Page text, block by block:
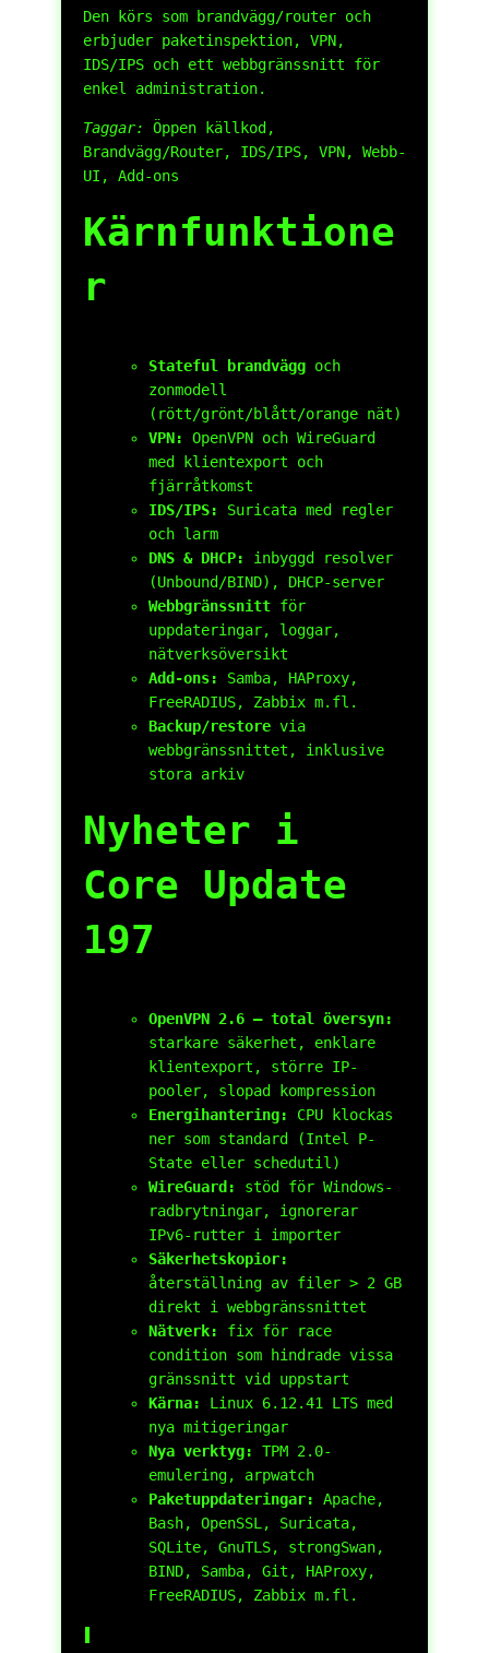
Den körs som brandvägg/router och
erbjuder paketinspektion, VPN,
IDS/IPS och ett webbgränssnitt för
enkel administration.
Taggar:
Öppen källkod,
Brandvägg/Router, IDS/IPS, VPN, Webb-
UI, Add-ons
Kärnfunktione
r
Stateful brandvägg och
zonmodell
(rött/grönt/blått/orange nät)
VPN:
OpenVPN och WireGuard
med klientexport och
fjärråtkomst
IDS/IPS:
Suricata med regler
och larm
DNS & DHCP:
inbyggd resolver
(Unbound/BIND), DHCP-server
Webbgränssnitt för
uppdateringar, loggar,
nätverksöversikt
Add-ons:
Samba, HAProxy,
FreeRADIUS, Zabbix m.fl.
Backup/restore via
webbgränssnittet, inklusive
stora arkiv
Nyheter i
Core Update
197
OpenVPN 2.6 – total översyn:
starkare säkerhet, enklare
klientexport, större IP-
pooler, slopad kompression
Energihantering:
CPU klockas
ner som standard (Intel P-
State eller schedutil)
WireGuard:
stöd för Windows-
radbrytningar, ignorerar
IPv6-rutter i importer
Säkerhetskopior:
återställning av filer > 2 GB
direkt i webbgränssnittet
Nätverk:
fix för race
condition som hindrade vissa
gränssnitt vid uppstart
Kärna:
Linux 6.12.41 LTS med
nya mitigeringar
Nya verktyg:
TPM 2.0-
emulering, arpwatch
Paketuppdateringar:
Apache,
Bash, OpenSSL, Suricata,
SQLite, GnuTLS, strongSwan,
BIND, Samba, Git, HAProxy,
FreeRADIUS, Zabbix m.fl.